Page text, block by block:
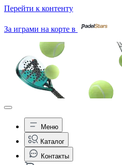
Перейти к контенту
За играми на корте в
Меню
Каталог
Контакты